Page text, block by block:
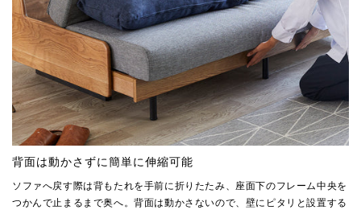
背面は動かさずに簡単に伸縮可能
ソファへ戻す際は背もたれを手前に折りたたみ、座面下のフレーム中央を
つかんで止まるまで奥へ。背面は動かさないので、壁にピタリと設置する